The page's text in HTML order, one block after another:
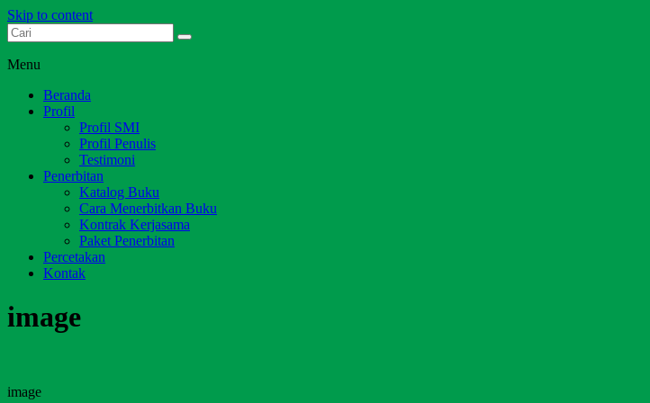
Skip to content
Dari Jambi untuk Indonesia
Menu
Beranda
Profil
Profil SMI
Profil Penulis
Testimoni
Penerbitan
Katalog Buku
Cara Menerbitkan Buku
Kontrak Kerjasama
Paket Penerbitan
Percetakan
Kontak
image
image